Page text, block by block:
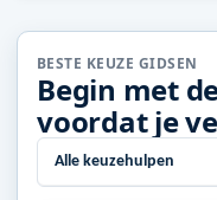
BESTE KEUZE GIDSEN
Begin met
voordat je
Alle keuzehulpen